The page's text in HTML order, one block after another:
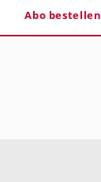
Abo bestellen